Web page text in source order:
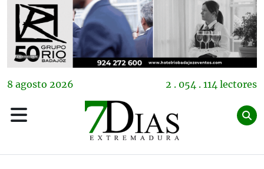
8 agosto 2026 2 . 054 . 114 lectores